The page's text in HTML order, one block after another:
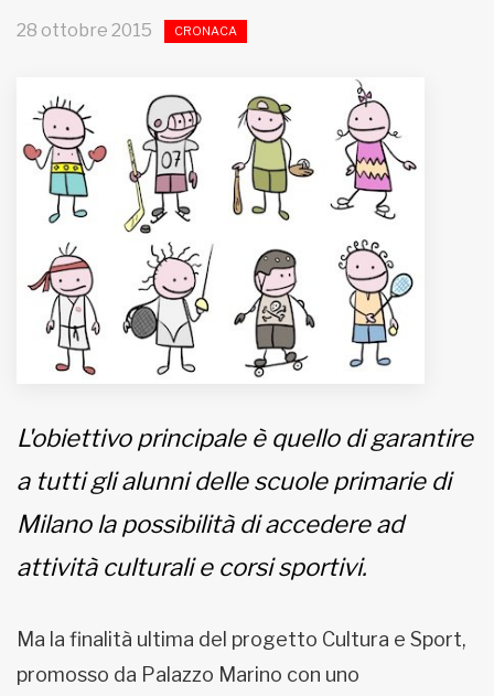
Inviateci le vostre segnalazioni
Iscriviti alla newsletter
www.viveremilano.info
Fondato e diretto da Enzo De
Bernardis
EDB edizioni - Via Brivio angolo C.
Imbonati, 89 20159 Milano (Italia)
Informativa sulla privacy
28 ottobre 2015 CRONACA
L'obiettivo principale è quello di garantire
a tutti gli alunni delle scuole primarie di
Milano la possibilità di accedere ad
attività culturali e corsi sportivi.
Ma la finalità ultima del progetto Cultura e Sport,
promosso da Palazzo Marino con uno